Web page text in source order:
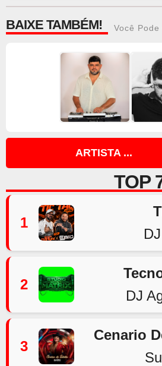
BAIXE TAMBÉM! Você Pode
ARTISTA ...
TOP
1
2
DJ
3
Cenario